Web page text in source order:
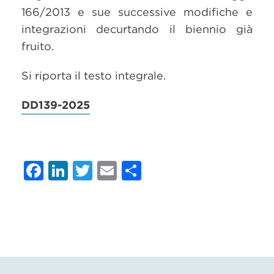
166/2013 e sue successive modifiche e
integrazioni decurtando il biennio già
fruito.
Si riporta il testo integrale.
DD139-2025
Facebook
LinkedIn
Twitter
Email